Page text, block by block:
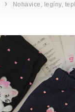
Nohavice, legíny,